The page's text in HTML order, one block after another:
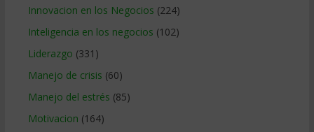
Innovacion en los Negocios (224)
Inteligencia en los negocios (102)
Liderazgo (331)
Manejo de crisis (60)
Manejo del estrés (85)
Motivacion (164)